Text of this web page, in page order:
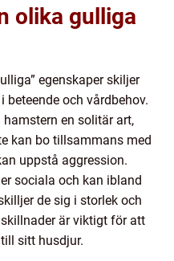
olika gulliga
egenskaper skiljer
och vårdbehov.
en solitär art,
kan bo tillsammans med
uppstå aggression.
sociala och kan ibland
de sig i storlek och
är viktigt för att
sitt husdjur.